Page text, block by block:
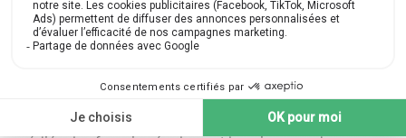
d'enseignement et leur vocation internationale
continuent d'influencer les établissements modernes.
Ces universités ont établi des normes d'excellence
L'enseignement dispensé dans ces universités